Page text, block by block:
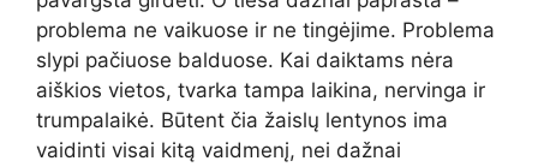
problema ne vaikuose ir ne tingėjime. Problema
slypi pačiuose balduose. Kai daiktams nėra
aiškios vietos, tvarka tampa laikina, nervinga ir
trumpalaikė. Būtent čia žaislų lentynos ima
vaidinti visai kitą vaidmenį, nei dažnai